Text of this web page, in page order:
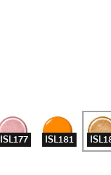
ISL177 ISL181